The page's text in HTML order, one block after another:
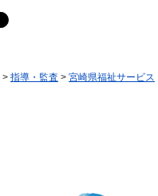
> 指導・監査 > 宮崎県福祉サービス